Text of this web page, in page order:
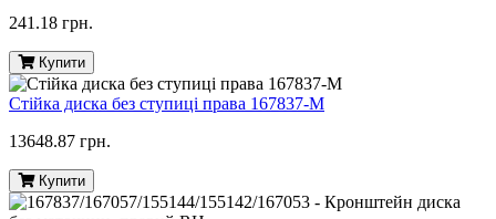
241.18 грн.
Купити
Стійка диска без ступиці права 167837-M
13648.87 грн.
Купити